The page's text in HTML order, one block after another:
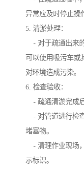
异常应及时停止操
5. 清淤处理：
- 对于疏通出来
可以使用吸污车或
对环境造成污染。
6. 检查验收：
- 疏通清淤完成
- 对管道进行检
堵塞物。
- 清理作业现场
示标识。